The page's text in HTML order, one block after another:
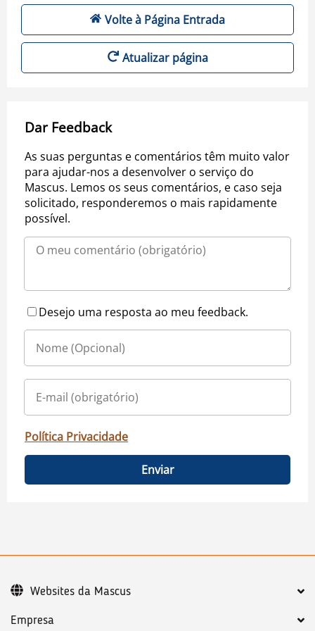
Volte à Página Entrada
Atualizar página
Dar Feedback
As suas perguntas e comentários têm muito valor
para ajudar-nos a desenvolver o serviço do
Mascus. Lemos os seus comentários, e caso seja
solicitado, responderemos o mais rapidamente
possível.
Desejo uma resposta ao meu feedback.
Política Privacidade
Enviar
Empresa
Websites da Mascus